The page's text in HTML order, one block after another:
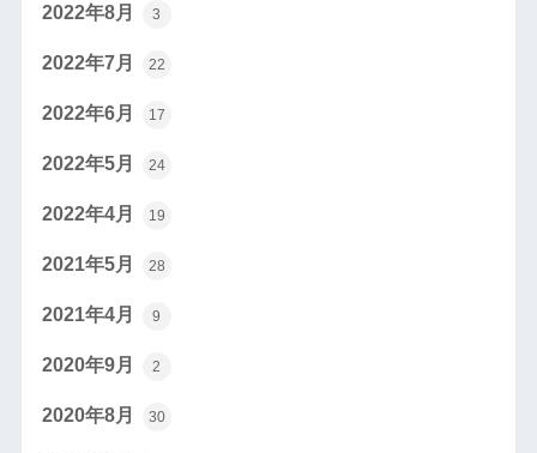
2022年8月 3
2022年7月 22
2022年6月 17
2022年5月 24
2022年4月 19
2021年5月 28
2021年4月 9
2020年9月 2
2020年8月 30